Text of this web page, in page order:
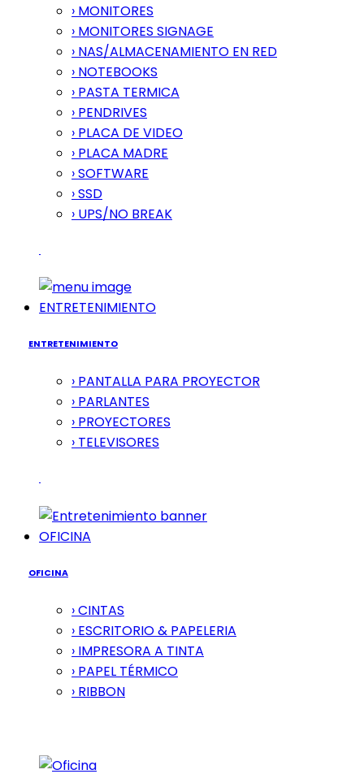
› MONITORES
› MONITORES SIGNAGE
› NAS/ALMACENAMIENTO EN RED
› NOTEBOOKS
› PASTA TERMICA
› PENDRIVES
› PLACA DE VIDEO
› PLACA MADRE
› SOFTWARE
› SSD
› UPS/NO BREAK
ENTRETENIMIENTO
ENTRETENIMIENTO
› PANTALLA PARA PROYECTOR
› PARLANTES
› PROYECTORES
› TELEVISORES
OFICINA
OFICINA
› CINTAS
› ESCRITORIO & PAPELERIA
› IMPRESORA A TINTA
› PAPEL TÉRMICO
› RIBBON